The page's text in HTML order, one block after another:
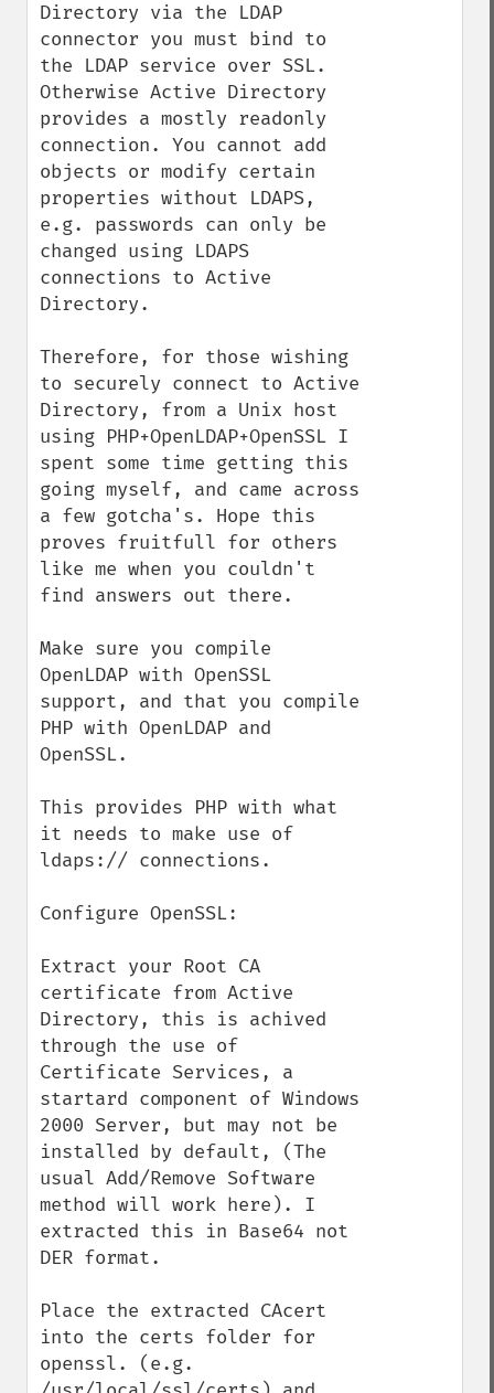
Directory via the LDAP
connector you must bind to
the LDAP service over SSL.
Otherwise Active Directory
provides a mostly readonly
connection. You cannot add
objects or modify certain
properties without LDAPS,
e.g. passwords can only be
changed using LDAPS
connections to Active
Directory.
Therefore, for those wishing
to securely connect to Active
Directory, from a Unix host
using PHP+OpenLDAP+OpenSSL I
spent some time getting this
going myself, and came across
a few gotcha's. Hope this
proves fruitfull for others
like me when you couldn't
find answers out there.
Make sure you compile
OpenLDAP with OpenSSL
support, and that you compile
PHP with OpenLDAP and
OpenSSL.
This provides PHP with what
it needs to make use of
ldaps:// connections.
Configure OpenSSL:
Extract your Root CA
certificate from Active
Directory, this is achived
through the use of
Certificate Services, a
startard component of Windows
2000 Server, but may not be
installed by default, (The
usual Add/Remove Software
method will work here). I
extracted this in Base64 not
DER format.
Place the extracted CAcert
into the certs folder for
openssl. (e.g.